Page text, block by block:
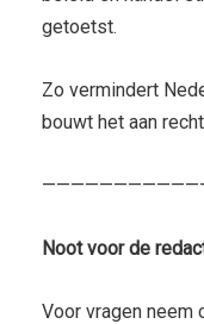
getoetst.
Zo vermindert
bouwt het aan
Noot voor de
Voor vragen neem